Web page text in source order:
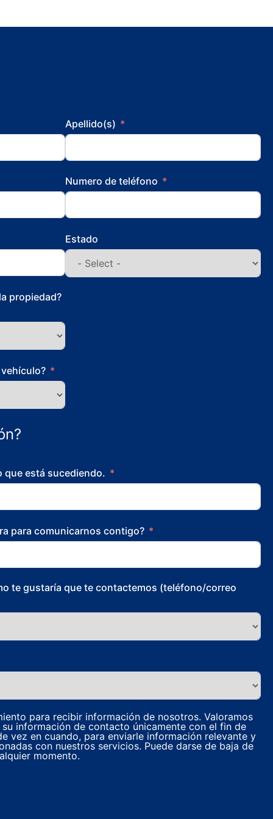
Apellido(s)
Numero de teléfono
Estado
propiedad?
que está sucediendo.
para comunicarnos contigo?
te gustaría que te contactemos (teléfono/correo
para recibir información de nosotros. Valoramos
información de contacto únicamente con el fin de
vez en cuando, para enviarle información relevante y
con nuestros servicios. Puede darse de baja de
momento.